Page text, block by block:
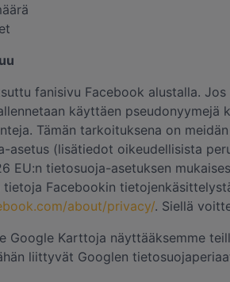
fanisivu Facebook alustalla.
käyttäen pseudonyymejä
Tämän tarkoituksena on
asetus (lisätiedot oikeudellisista
EU:n tietosuoja-asetuksen
Facebookin
about/privacy/. Siellä
Google Karttoja näyttääksemme
liittyvät Googlen